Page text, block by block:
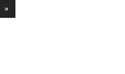
Next
Posts
»